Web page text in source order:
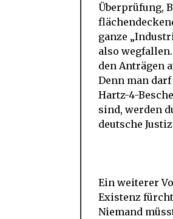
Überprüfung,
ganze
also
den Anträgen
Denn man
Hartz-4-
sind, werden
deutsche
Ein weiterer
Existenz
Niemand